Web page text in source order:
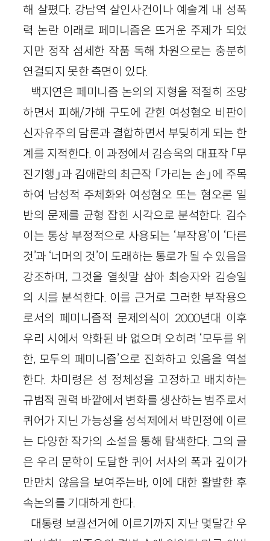
해 살폈다. 강남역 살인사건이나 예술계 내 성폭
력 논란 이래로 페미니즘은 뜨거운 주제가 되었
지만 정작 섬세한 작품 독해 차원으로는 충분히
연결되지 못한 측면이 있다.
백지연은 페미니즘 논의의 지형을 적절히 조망
하면서 피해/가해 구도에 갇힌 여성혐오 비판이
신자유주의 담론과 결합하면서 부딪히게 되는 한
계를 지적한다. 이 과정에서 김승옥의 대표작 「무
진기행」과 김애란의 최근작 「가리는 손」에 주목
하여 남성적 주체화와 여성혐오 또는 혐오론 일
반의 문제를 균형 잡힌 시각으로 분석한다. 김수
이는 통상 부정적으로 사용되는 ‘부작용’이 ‘다른
것’과 ‘너머의 것’이 도래하는 통로가 될 수 있음을
강조하며, 그것을 열쇳말 삼아 최승자와 김승일
의 시를 분석한다. 이를 근거로 그러한 부작용으
로서의 페미니즘적 문제의식이 2000년대 이후
우리 시에서 약화된 바 없으며 오히려 ‘모두를 위
한, 모두의 페미니즘’으로 진화하고 있음을 역설
한다. 차미령은 성 정체성을 고정하고 배치하는
규범적 권력 바깥에서 변화를 생산하는 범주로서
퀴어가 지닌 가능성을 성석제에서 박민정에 이르
는 다양한 작가의 소설을 통해 탐색한다. 그의 글
은 우리 문학이 도달한 퀴어 서사의 폭과 깊이가
만만치 않음을 보여주는바, 이에 대한 활발한 후
속논의를 기대하게 한다.
대통령 보궐선거에 이르기까지 지난 몇달간 우